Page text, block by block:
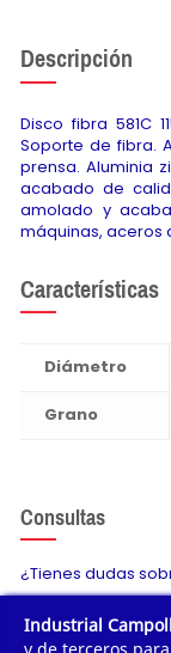
Descripción
Disco fibra 581C
Soporte de fibra.
prensa. Aluminia
acabado de
amolado y
máquinas, aceros
Características
Diámetro
Grano
Consultas
¿Tienes dudas
Industrial